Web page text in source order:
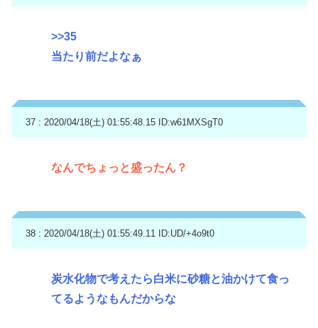
>>35
当たり前だよなぁ
37 : 2020/04/18(土) 01:55:48.15 ID:w61MXSgT0
なんでちょっと盛ったん？
38 : 2020/04/18(土) 01:55:49.11 ID:UD/+4o9t0
炭水化物で考えたら白米に砂糖と油かけて食っ
てるようなもんだからな